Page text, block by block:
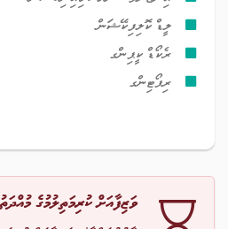
ލީޑް ކޮލިފިކޭޝަން
ރެކޯޑް ކީޕިންގ
ރިޕޯޓިންގ
ވަޒިފާއަށް ކުރިމަތިލުމުގެ